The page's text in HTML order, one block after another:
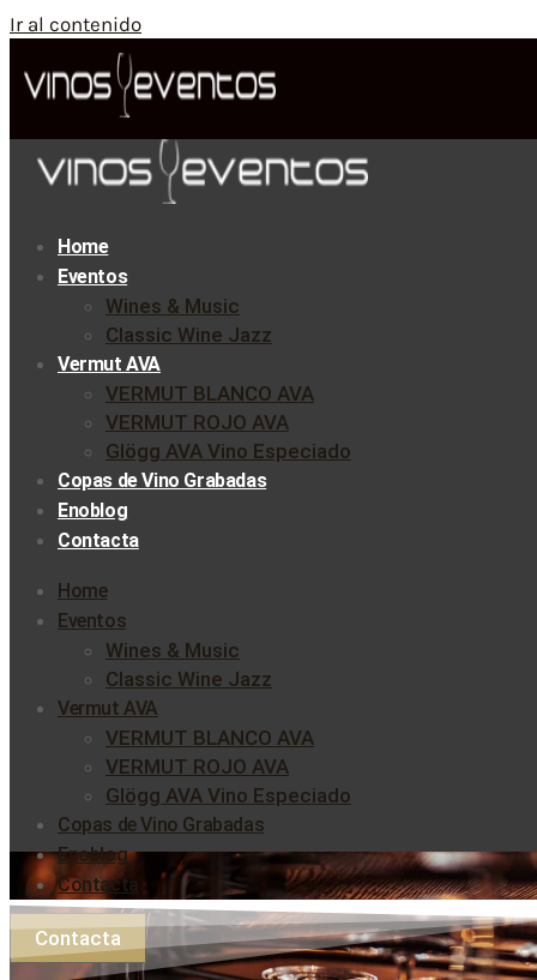
Ir al contenido
Home
Eventos
Wines & Music
Classic Wine Jazz
Vermut AVA
VERMUT BLANCO AVA
VERMUT ROJO AVA
Glögg AVA Vino Especiado
Copas de Vino Grabadas
Enoblog
Contacta
Home
Eventos
Wines & Music
Classic Wine Jazz
Vermut AVA
VERMUT BLANCO AVA
VERMUT ROJO AVA
Glögg AVA Vino Especiado
Copas de Vino Grabadas
Enoblog
Contacta
Contacta